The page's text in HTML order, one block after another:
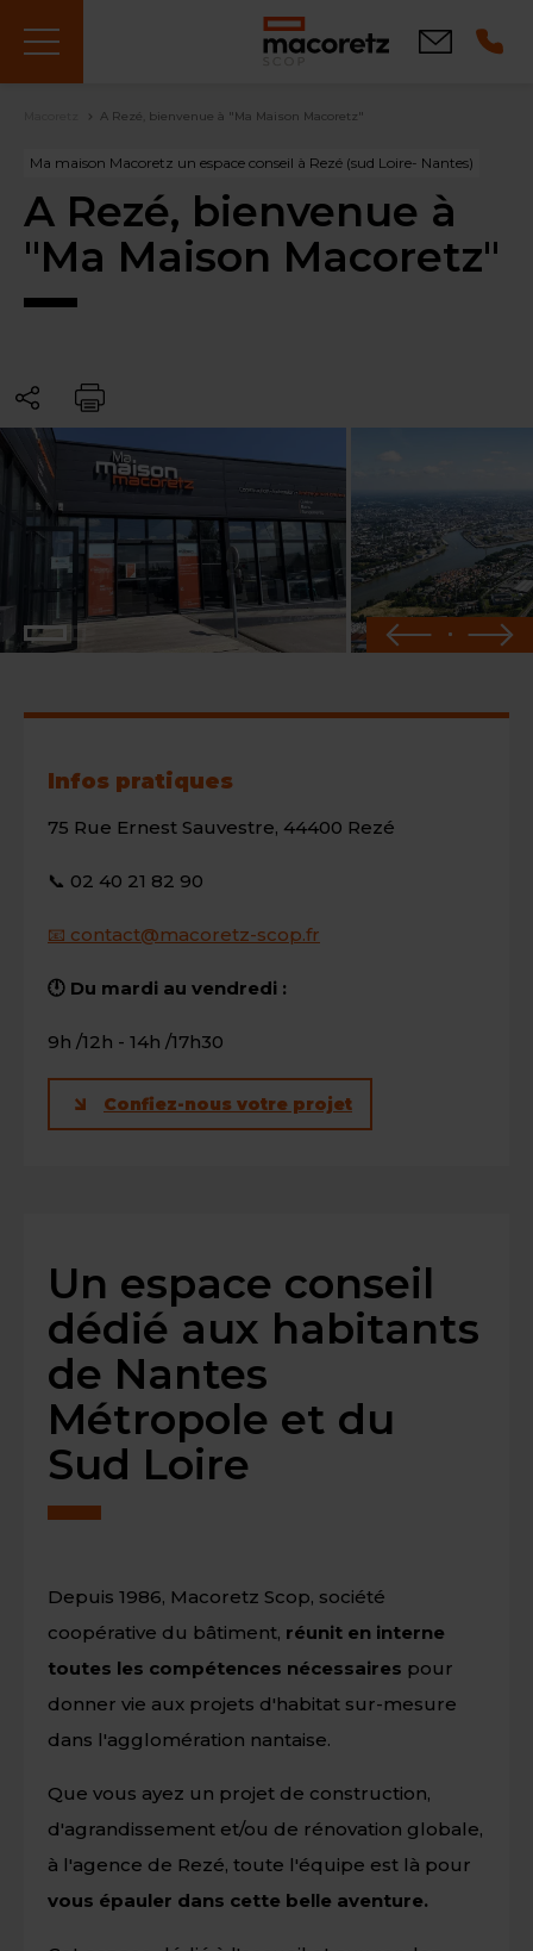
principal
Contact
A Rezé, bienvenue à "Ma Maison Macoretz"
Ma maison Macoretz un espace conseil à Rezé (sud Loire- Nantes)
A Rezé, bienvenue à
"Ma Maison Macoretz"
PartagerImprimer
Infos pratiques
75 Rue Ernest Sauvestre, 44400 Rezé
📞 02 40 21 82 90
📧 contact@macoretz-scop.fr
🕛 Du mardi au vendredi :
9h /12h - 14h /17h30
Confiez-nous votre projet
Un espace conseil
dédié aux habitants
de Nantes
Métropole et du
Sud Loire
Depuis 1986, Macoretz Scop, société
coopérative du bâtiment, réunit en interne
toutes les compétences nécessaires pour
donner vie aux projets d'habitat sur-mesure
dans l'agglomération nantaise.
Que vous ayez un projet de construction,
d'agrandissement et/ou de rénovation globale,
à l'agence de Rezé, toute l'équipe est là pour
vous épauler dans cette belle aventure.